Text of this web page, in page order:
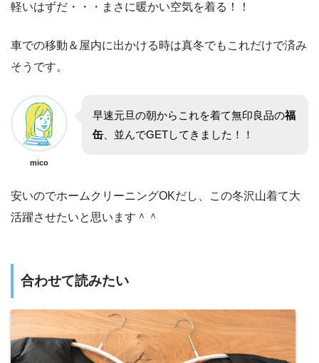
軽いはずだ・・・まさに暖かい空気を着る！！
車での移動＆屋内に出かける時は真冬でもこれだけで済み
そうです。
mico
早速元旦の朝からこれを着て無印良品の福
缶 、並んでGETしてきました！！
安いのでホームクリーニングOKだし、この冬沢山着て大
活躍させたいと思います＾＾
合わせて読みたい